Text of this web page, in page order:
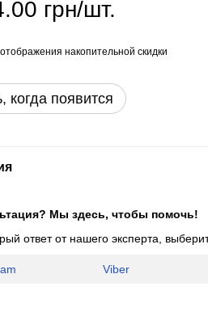
грн/шт.
накопительной скидки
когда появится
Мы здесь, чтобы помочь!
ответ от нашего эксперта,
Viber